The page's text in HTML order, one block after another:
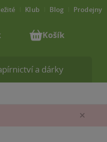
a dárky
Klub Blog Prodejny
Košík